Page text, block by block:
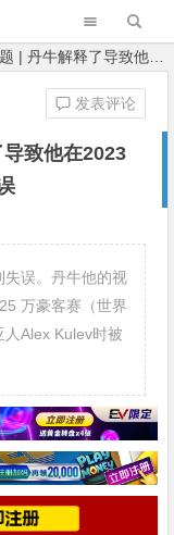
他在2023 年 WSOP 250k 豪客赛出局的失误
导致他在2023
发表评论
失误。丹牛他的视
万豪客赛（世界
Alex Kulev时被